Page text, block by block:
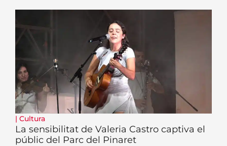
| Cultura
La sensibilitat de Valeria Castro captiva el
públic del Parc del Pinaret